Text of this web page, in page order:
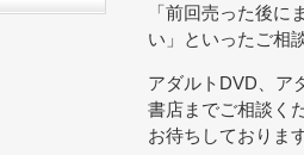
「前回売った後
い」といったご相
アダルトDVD、ア
書店までご相談く
お待ちしております